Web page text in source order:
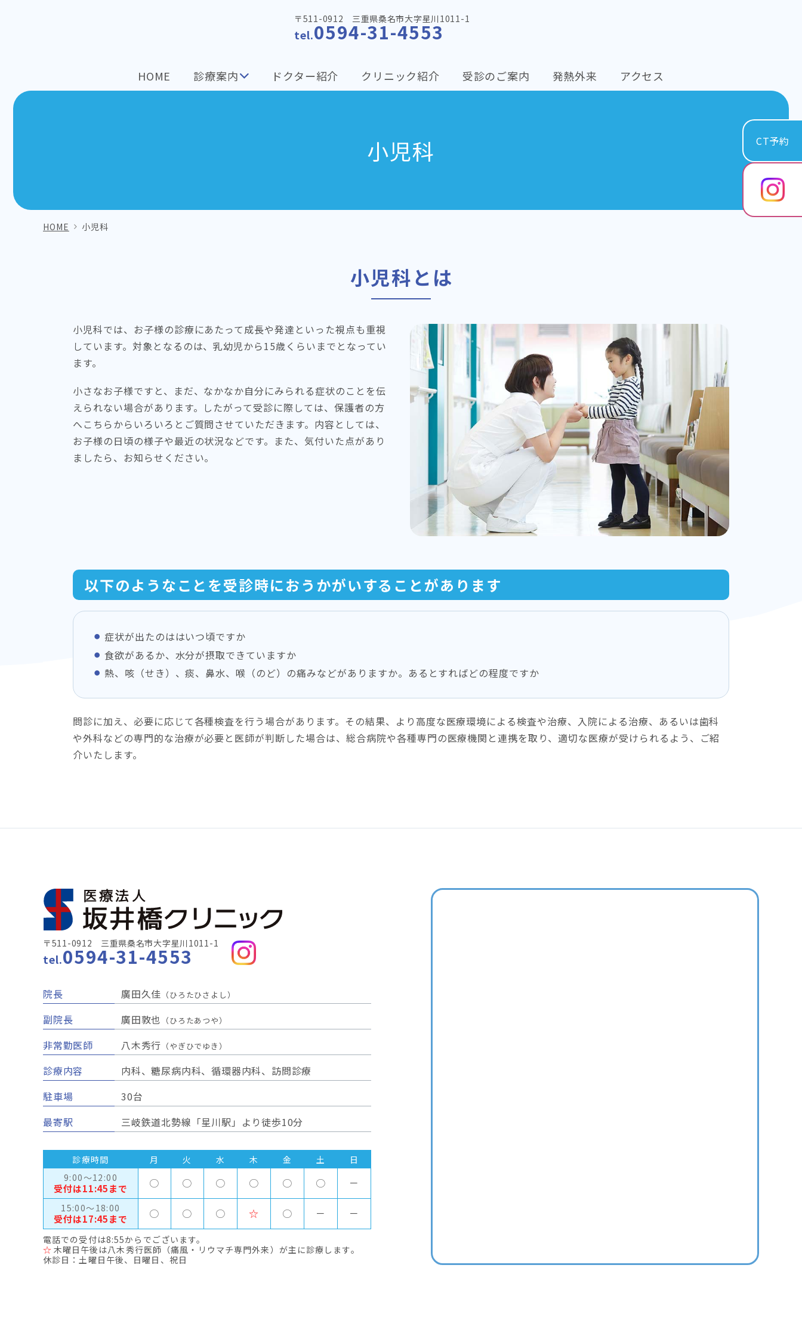
井
〒511-0912 三重県桑名市大字星川1011-1
tel.0594-31-4553
HOME 診療案内 ドクター紹介 クリニック紹介 受診のご案内 発熱外来 アクセス
小児科
HOME 小児科
小児科とは
小児科では、お子様の診療にあたって成長や発達といった視点も重視
しています。対象となるのは、乳幼児から15歳くらいまでとなってい
ます。
小さなお子様ですと、まだ、なかなか自分にみられる症状のことを伝
えられない場合があります。したがって受診に際しては、保護者の方
へこちらからいろいろとご質問させていただきます。内容としては、
お子様の日頃の様子や最近の状況などです。また、気付いた点があり
ましたら、お知らせください。
以下のようなことを受診時におうかがいすることがあります
症状が出たのははいつ頃ですか
食欲があるか、水分が摂取できていますか
熱、咳（せき）、痰、鼻水、喉（のど）の痛みなどがありますか。あるとすればどの程度ですか
問診に加え、必要に応じて各種検査を行う場合があります。その結果、より高度な医療環境による検査や治療、入院による治療、あるいは歯科
や外科などの専門的な治療が必要と医師が判断した場合は、総合病院や各種専門の医療機関と連携を取り、適切な医療が受けられるよう、ご紹
介いたします。
〒511-0912 三重県桑名市大字星川1011-1
tel.0594-31-4553
院長 廣田久佳 （ひろたひさよし）
副院長 廣田敦也 （ひろたあつや）
非常勤医師 八木秀行 （やぎひでゆき）
診療内容 内科、糖尿病内科、循環器内科、 訪問診療
駐車場
30台
最寄駅
三岐鉄道北勢線「星川駅」より徒歩10分
電話での受付は8:55からでございます。
☆ 木曜日午後は八木秀行医師（痛風・リウマチ専門外来）が主に診療します。
休診日：土曜日午後、日曜日、祝日
診療時間 月 火 水 木 金 土
日
9:00～12:00
受付は11:45まで ○ ○ ○ ○ ○ ○ －
15:00～18:00
受付は17:45まで ○ ○ ○ ☆ ○ － －
CT予約